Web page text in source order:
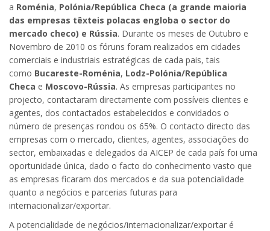
a Roménia, Polónia/República Checa (a grande maioria
das empresas têxteis polacas engloba o sector do
mercado checo) e Rússia. Durante os meses de Outubro e
Novembro de 2010 os fóruns foram realizados em cidades
comerciais e industriais estratégicas de cada pais, tais
como Bucareste-Roménia, Lodz-Polónia/República
Checa e Moscovo-Rússia. As empresas participantes no
projecto, contactaram directamente com possíveis clientes e
agentes, dos contactados estabelecidos e convidados o
número de presenças rondou os 65%. O contacto directo das
empresas com o mercado, clientes, agentes, associações do
sector, embaixadas e delegados da AICEP de cada país foi uma
oportunidade única, dado o facto do conhecimento vasto que
as empresas ficaram dos mercados e da sua potencialidade
quanto a negócios e parcerias futuras para
internacionalizar/exportar.
A potencialidade de negócios/internacionalizar/exportar é